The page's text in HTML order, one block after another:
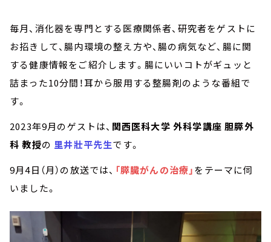
毎月、消化器を専門とする医療関係者、研究者をゲストに
お招きして、腸内環境の整え方や、腸の病気など、腸に関
する健康情報をご紹介します。腸にいいコトがギュッと
詰まった10分間！耳から服用する整腸剤のような番組で
す。
2023年9月のゲストは、 関西医科大学 外科学講座 胆膵外
科 教授の 里井壯平先生です。
9月4日（月）の放送では、 「膵臓がんの治療」をテーマに伺
いました。